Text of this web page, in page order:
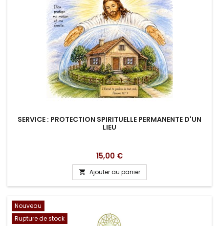
SERVICE : PROTECTION SPIRITUELLE PERMANENTE D'UN
LIEU
Prix
15,00 €
 Ajouter au panier
Nouveau
Rupture de stock